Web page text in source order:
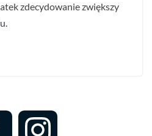
zdecydowanie zwiększy